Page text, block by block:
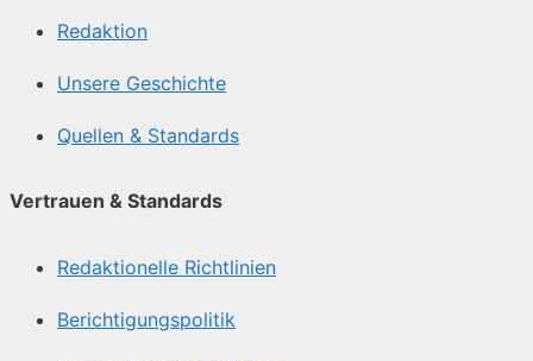
Redaktion
Unsere Geschichte
Quellen & Standards
Vertrauen & Standards
Redaktionelle Richtlinien
Berichtigungspolitik